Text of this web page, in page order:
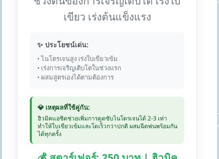
เขียว เร่งต้นแข็งแรง
✨ ประโยชน์เด่น:
• ไนโตรเจนสูง เร่งใบเขียวเข้ม
• เร่งการเจริญเติบโตในช่วงแรก
• ผสมสูตรเองได้ตามต้องการ
💎 เหตุผลที่ใช้คู่กัน:
ฮิวมิคแอซิดช่วยเพิ่มการดูดซับไนโตรเจนได้ 2-3 เท่า
ทำให้ใบเขียวเข้มและโตเร็วกว่าปกติ ผสมฉีดพ่นพร้อมกัน
ได้ทุกครั้ง